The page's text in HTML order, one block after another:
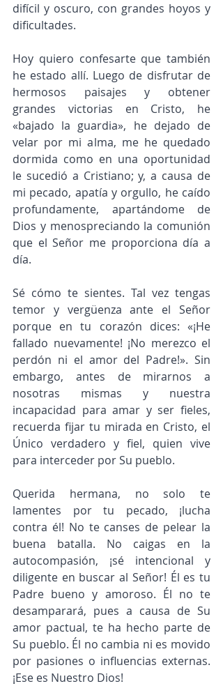
difícil y oscuro, con grandes hoyos y
dificultades.
Hoy quiero confesarte que también
he estado allí. Luego de disfrutar de
hermosos paisajes y obtener
grandes victorias en Cristo, he
«bajado la guardia», he dejado de
velar por mi alma, me he quedado
dormida como en una oportunidad
le sucedió a Cristiano; y, a causa de
mi pecado, apatía y orgullo, he caído
profundamente, apartándome de
Dios y menospreciando la comunión
que el Señor me proporciona día a
día.
Sé cómo te sientes. Tal vez tengas
temor y vergüenza ante el Señor
porque en tu corazón dices: «¡He
fallado nuevamente! ¡No merezco el
perdón ni el amor del Padre!». Sin
embargo, antes de mirarnos a
nosotras mismas y nuestra
incapacidad para amar y ser fieles,
recuerda fijar tu mirada en Cristo, el
Único verdadero y fiel, quien vive
para interceder por Su pueblo.
Querida hermana, no solo te
lamentes por tu pecado, ¡lucha
contra él! No te canses de pelear la
buena batalla. No caigas en la
autocompasión, ¡sé intencional y
diligente en buscar al Señor! Él es tu
Padre bueno y amoroso. Él no te
desamparará, pues a causa de Su
amor pactual, te ha hecho parte de
Su pueblo. Él no cambia ni es movido
por pasiones o influencias externas.
¡Ese es Nuestro Dios!